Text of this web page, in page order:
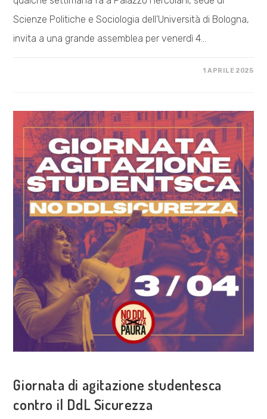
Scienze Politiche e Sociologia dell'Università di Bologna,
invita a una grande assemblea per venerdì 4…
IN
UNIVERSITÀ
A
BOLOGNA
1 APRILE 2025
Giornata di agitazione studentesca
contro il DdL Sicurezza